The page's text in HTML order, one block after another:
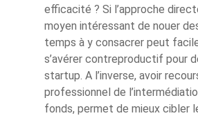
efficacité ? Si l’approche
moyen intéressant de nouer
temps à y consacrer peut
s’avérer contreproductif pour
startup. A l’inverse, avoir
professionnel de
fonds, permet de mieux cibler